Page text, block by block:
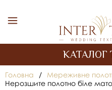
КАТАЛОГ
Головна / Мереживне
Нерозшите полотно біле